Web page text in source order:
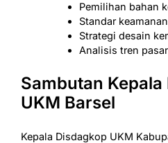
Pemilihan bahan
Standar
Strategi desain
Analisis tren
Sambutan
UKM Barsel
Kepala Disdagkop UKM